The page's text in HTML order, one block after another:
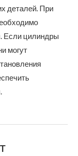
деталей. При
Если цилиндры
могут